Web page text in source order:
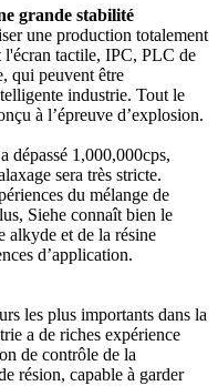
grande stabilité
une production totalement
l'écran tactile, IPC, PLC de
qui peuvent être
industrie. Tout le
à l’épreuve d’explosion.
dépassé 1,000,000cps,
sera très stricte.
du mélange de
Siehe connaît bien le
alkyde et de la résine
d’application.
les plus importants dans la
a de riches expérience
de contrôle de la
résion, capable à garder